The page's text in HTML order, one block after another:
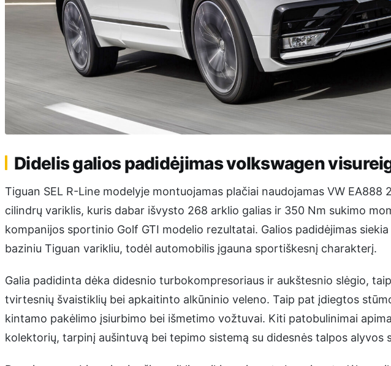
Didelis galios padidėjimas volkswagen
Tiguan SEL R-Line modelyje montuojamas plačiai naudojamas VW EA888
cilindrų variklis, kuris dabar išvysto 268 arklio galias ir 350 Nm sukimo
kompanijos sportinio Golf GTI modelio rezultatai. Galios padidėjimas
baziniu Tiguan varikliu, todėl automobilis įgauna sportiškesnį charakterį.
Galia padidinta dėka didesnio turbokompresoriaus ir aukštesnio slėgio,
tvirtesnių švaistiklių bei apkaitinto alkūninio veleno. Taip pat įdiegtos
kintamo pakėlimo įsiurbimo bei išmetimo vožtuvai. Kiti patobulinimai
kolektorių, tarpinį aušintuvą bei tepimo sistemą su didesnės talpos alyvos